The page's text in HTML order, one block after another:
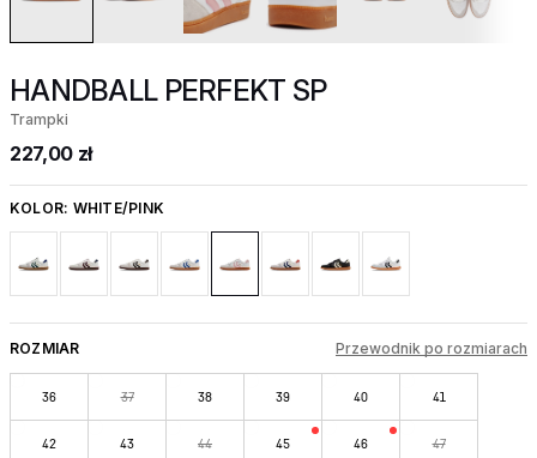
HANDBALL PERFEKT SP
Trampki
227,00 zł
KOLOR: WHITE/PINK
ROZMIAR Przewodnik po rozmiarach
36 37 38 39 40 41
42 43 44 45 46 47